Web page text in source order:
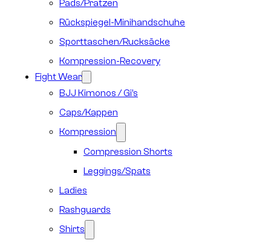
Pads/Pratzen
Rückspiegel-Minihandschuhe
Sporttaschen/Rucksäcke
Kompression-Recovery
Fight Wear
BJJ Kimonos / Gi’s
Caps/Kappen
Kompression
Compression Shorts
Leggings/Spats
Ladies
Rashguards
Shirts